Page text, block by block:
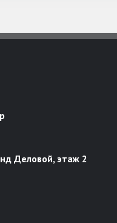
Деловой, этаж 2